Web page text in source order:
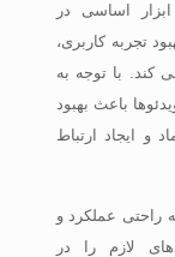
اساسی در
تجربه کاربری،
کند. با توجه به
باعث بهبود
و ایجاد ارتباط
به راحتی عملکرد و
لازم را در